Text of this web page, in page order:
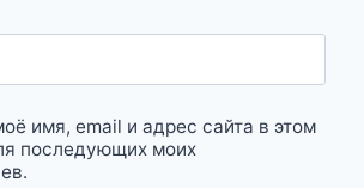
имя, email и адрес сайта в этом
последующих моих